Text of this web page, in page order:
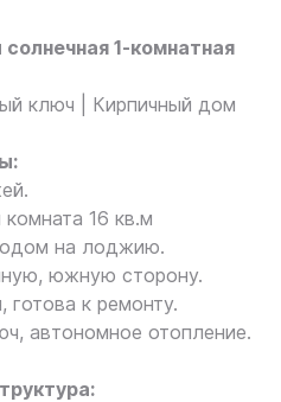
1-комнатная
ключ | Кирпичный дом
16 кв.м
на лоджию.
южную сторону.
готова к ремонту.
автономное отопление.